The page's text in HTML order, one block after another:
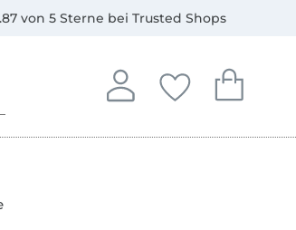
von 5 Sterne bei Trusted Shops
Anmelden
In deinem Konto
Deine
Du hast keine
Dein
Du hast